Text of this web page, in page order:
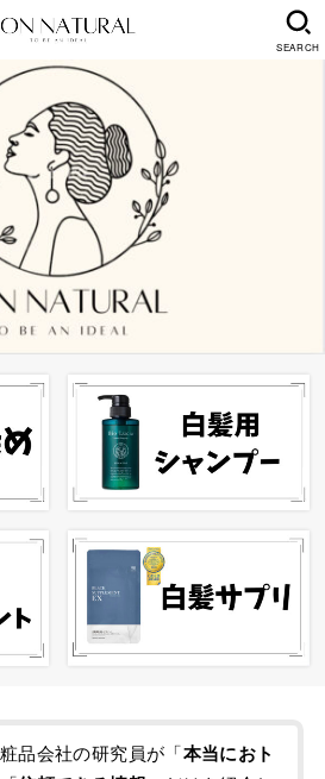
SEARCH
品会社の研究員が「本当におト